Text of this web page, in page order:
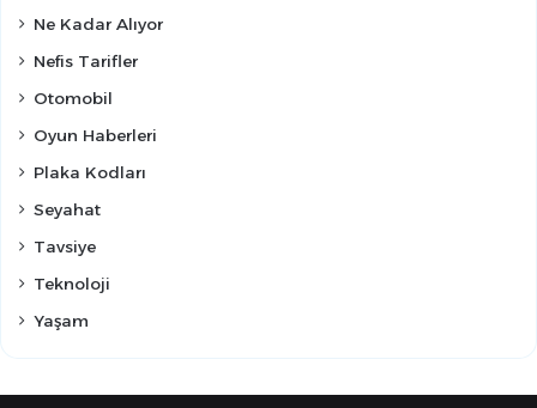
Ne Kadar Alıyor
Nefis Tarifler
Otomobil
Oyun Haberleri
Plaka Kodları
Seyahat
Tavsiye
Teknoloji
Yaşam